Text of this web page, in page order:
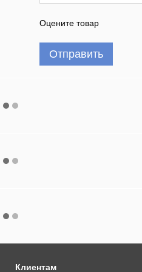
Оцените товар
Отправить
Клиентам